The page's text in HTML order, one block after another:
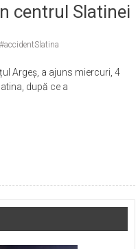
centrul Slatinei
#accidentSlatina
Argeș, a ajuns miercuri, 4
după ce a